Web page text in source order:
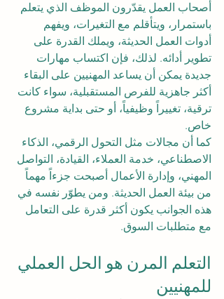
أصحاب العمل يقدّرون الموظف الذي يتعلم
باستمرار، ويتأقلم مع التغيرات، ويفهم
أدوات العمل الحديثة، ويملك القدرة على
تطوير أدائه. لذلك، فإن اكتساب مهارات
جديدة يمكن أن يساعد المهنيين على البقاء
أكثر جاهزية للفرص المستقبلية، سواء كانت
ترقية، تغييراً وظيفياً، أو حتى بداية مشروع
خاص.
كما أن مجالات مثل التحول الرقمي، الذكاء
الاصطناعي، خدمة العملاء، القيادة، التواصل
المهني، وإدارة الأعمال أصبحت جزءاً مهماً
من بيئة العمل الحديثة. ومن يطوّر نفسه في
هذه الجوانب يكون أكثر قدرة على التعامل
مع متطلبات السوق.
التعلم المرن هو الحل العملي
للمهنيين